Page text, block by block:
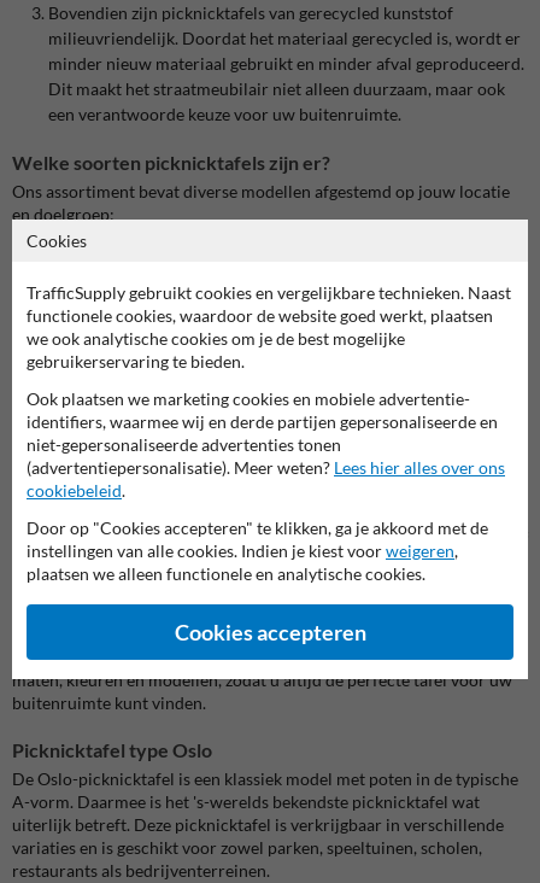
Bovendien zijn picknicktafels van gerecycled kunststof
milieuvriendelijk. Doordat het materiaal gerecycled is, wordt er
minder nieuw materiaal gebruikt en minder afval geproduceerd.
Dit maakt het straatmeubilair niet alleen duurzaam, maar ook
een verantwoorde keuze voor uw buitenruimte.
Welke soorten picknicktafels zijn er?
Ons assortiment bevat diverse modellen afgestemd op jouw locatie
en doelgroep:
weerbestendig en onderhoudsvrij
Picknicktafels voor kinderen: lager en compacter, perfect voor
schoolpleinen of kindertuinen
Ronde en XL-tabellen: bevorder sociale interactie en bieden
extra zitruimte
Rolstoeltoegankelijke tafels
: speciaal ontworpen met extra
beenruimte voor inklokken en comfort
Picknicktafels met gesloten tafelblad: voorkomt vuil en afval
onder de tafel, ideaal in openbare ruimtes
Uitgebreid assortiment picknicktafels van gerecycled kunststof
Bij Straatmeubilairkopen.nl vindt u een uitgebreid assortiment aan
picknicktafels van gerecycled kunststof. Of u nu op zoek bent naar
een enkele tafel of een compleet straatmeubilair-set bestaande uit
picknicktafels en parkbanken , wij bieden voor elke situatie een
passende oplossing. Onze tafels zijn verkrijgbaar in verschillende
maten, kleuren en modellen, zodat u altijd de perfecte tafel voor uw
buitenruimte kunt vinden.
Picknicktafel type Oslo
De Oslo-picknicktafel is een klassiek model met poten in de typische
A-vorm. Daarmee is het 's-werelds bekendste picknicktafel wat
uiterlijk betreft. Deze picknicktafel is verkrijgbaar in verschillende
variaties en is geschikt voor zowel parken, speeltuinen, scholen,
restaurants als bedrijventerreinen.
Cookies
TrafficSupply gebruikt cookies en vergelijkbare technieken. Naast
functionele cookies, waardoor de website goed werkt, plaatsen
we ook analytische cookies om je de best mogelijke
gebruikerservaring te bieden.
Ook plaatsen we marketing cookies en mobiele advertentie-
identifiers, waarmee wij en derde partijen gepersonaliseerde en
niet-gepersonaliseerde advertenties tonen
(advertentiepersonalisatie). Meer weten? Lees hier alles over ons
cookiebeleid.
Door op "Cookies accepteren" te klikken, ga je akkoord met de
instellingen van alle cookies. Indien je kiest voorweigeren,
plaatsen we alleen functionele en analytische cookies.
Cookies accepteren